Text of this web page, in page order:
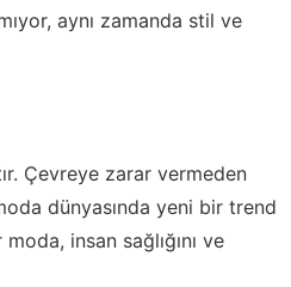
aynı zamanda stil ve
Çevreye zarar vermeden
dünyasında yeni bir trend
insan sağlığını ve